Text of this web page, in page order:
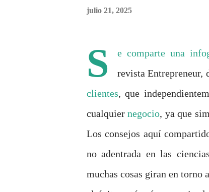
julio 21, 2025
S e comparte una
revista Entrepreneur,
clientes, que
cualquiernegocio, ya que
Los consejos aquí
no adentrada en las
muchas cosas giran en torno